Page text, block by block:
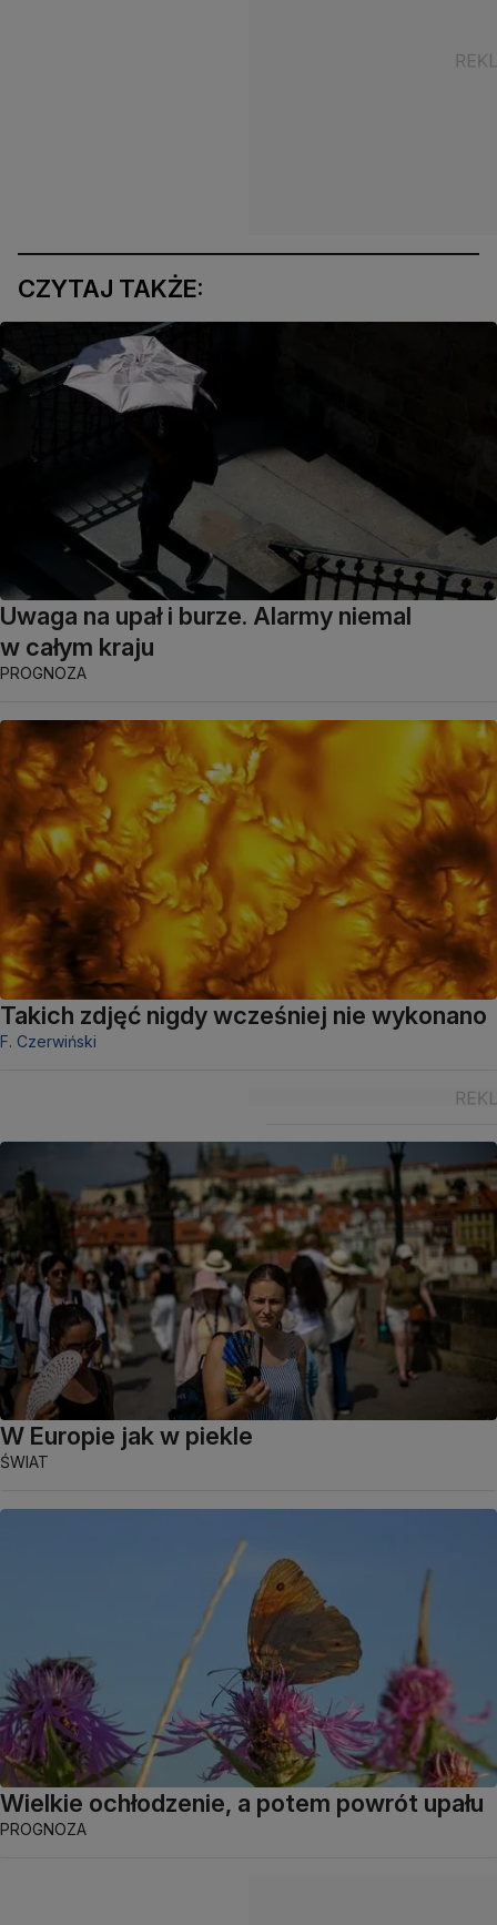
CZYTAJ TAKŻE:
Uwaga na upał i burze. Alarmy niemal
w całym kraju
PROGNOZA
Takich zdjęć nigdy wcześniej nie wykonano
F. Czerwiński
W Europie jak w piekle
ŚWIAT
Wielkie ochłodzenie, a potem powrót upału
PROGNOZA